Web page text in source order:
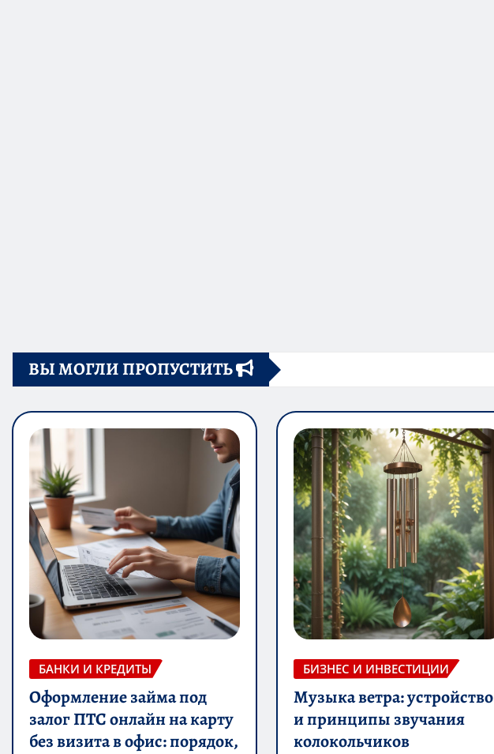
ВЫ МОГЛИ ПРОПУСТИТЬ
БАНКИ И КРЕДИТЫ
Оформление займа под
залог ПТС онлайн на карту
без визита в офис: порядок,
БИЗНЕС И ИНВЕСТИЦИИ
Музыка ветра: устройство
и принципы звучания
колокольчиков